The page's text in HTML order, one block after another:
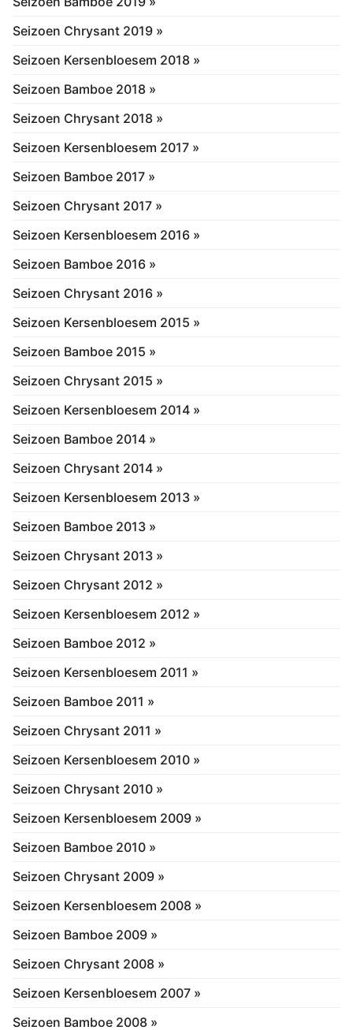
Seizoen Chrysant 2019 »
Seizoen Kersenbloesem 2018 »
Seizoen Bamboe 2018 »
Seizoen Chrysant 2018 »
Seizoen Kersenbloesem 2017 »
Seizoen Bamboe 2017 »
Seizoen Chrysant 2017 »
Seizoen Kersenbloesem 2016 »
Seizoen Bamboe 2016 »
Seizoen Chrysant 2016 »
Seizoen Kersenbloesem 2015 »
Seizoen Bamboe 2015 »
Seizoen Chrysant 2015 »
Seizoen Kersenbloesem 2014 »
Seizoen Bamboe 2014 »
Seizoen Chrysant 2014 »
Seizoen Kersenbloesem 2013 »
Seizoen Bamboe 2013 »
Seizoen Chrysant 2013 »
Seizoen Chrysant 2012 »
Seizoen Kersenbloesem 2012 »
Seizoen Bamboe 2012 »
Seizoen Kersenbloesem 2011 »
Seizoen Bamboe 2011 »
Seizoen Chrysant 2011 »
Seizoen Kersenbloesem 2010 »
Seizoen Chrysant 2010 »
Seizoen Kersenbloesem 2009 »
Seizoen Bamboe 2010 »
Seizoen Chrysant 2009 »
Seizoen Kersenbloesem 2008 »
Seizoen Bamboe 2009 »
Seizoen Chrysant 2008 »
Seizoen Kersenbloesem 2007 »
Seizoen Bamboe 2008 »